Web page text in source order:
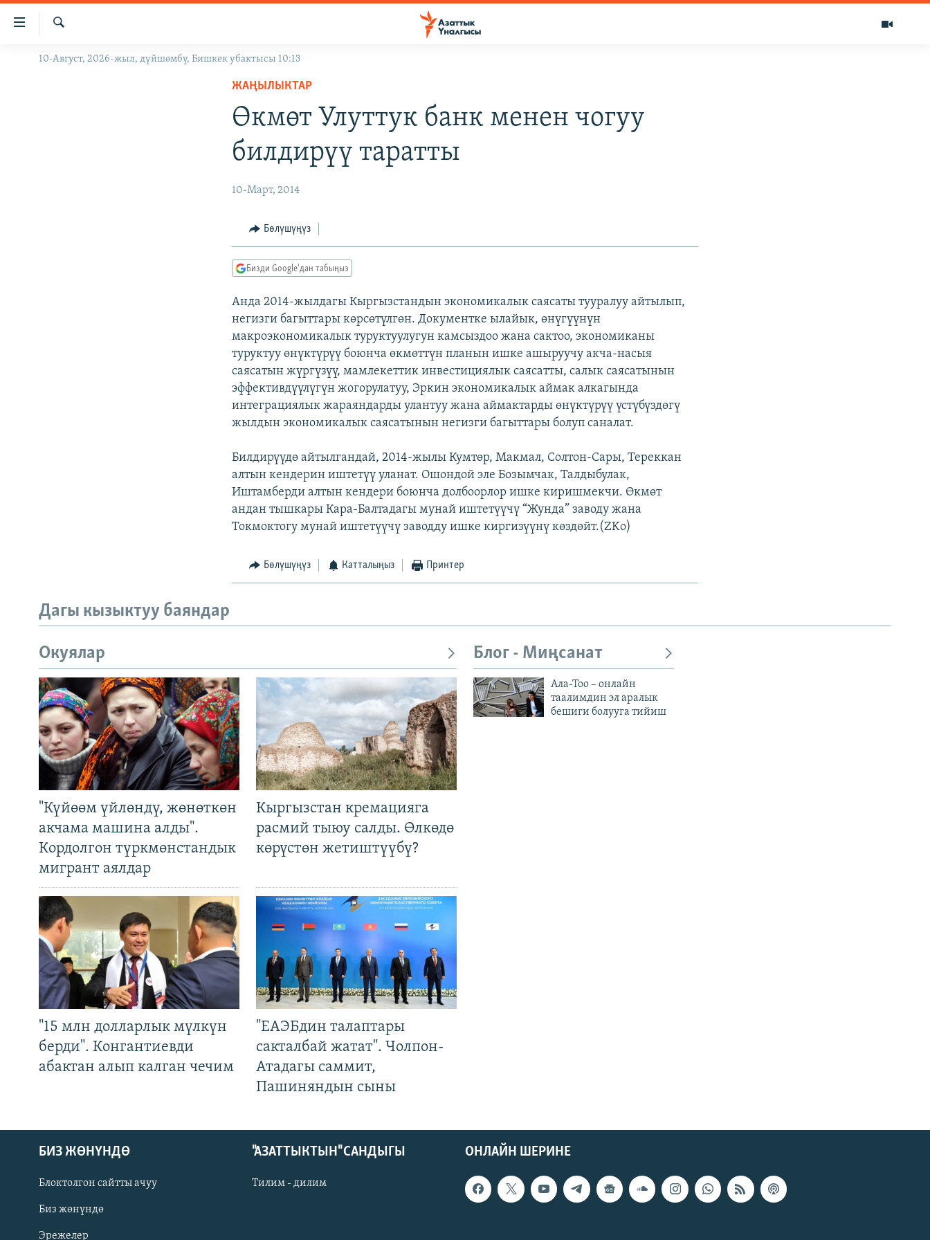
Линктер
Мазмунга
Навигацияга
ЖАҢЫЛЫКТАР
Русский
Издөө
10-Август, 2026-жыл, дүйшөмбү, Бишкек убактысы 10:13
ЖАҢЫЛЫКТАР
Өкмөт Улуттук банк менен чогуу
билдирүү таратты
10-Март, 2014
Бөлүшүңүз
Бизди Google'дан табыңыз
Анда 2014-жылдагы Кыргызстандын экономикалык саясаты тууралуу айтылып,
негизги багыттары көрсөтүлгөн. Документке ылайык, өнүгүүнүн
макроэкономикалык туруктуулугун камсыздоо жана сактоо, экономиканы
туруктуу өнүктүрүү боюнча өкмөттүн планын ишке ашыруучу акча-насыя
саясатын жүргүзүү, мамлекеттик инвестициялык саясатты, салык саясатынын
эффективдүүлүгүн жогорулатуу, Эркин экономикалык аймак алкагында
интеграциялык жараяндарды улантуу жана аймактарды өнүктүрүү үстүбүздөгү
жылдын экономикалык саясатынын негизги багыттары болуп саналат.
Билдирүүдө айтылгандай, 2014-жылы Кумтөр, Макмал, Солтон-Сары, Тереккан
алтын кендерин иштетүү уланат. Ошондой эле Бозымчак, Талдыбулак,
Иштамберди алтын кендери боюнча долбоорлор ишке киришмекчи. Өкмөт
андан тышкары Кара-Балтадагы мунай иштетүүчү “Жунда” заводу жана
Токмоктогу мунай иштетүүчү заводду ишке киргизүүнү көздөйт.(ZKo)
Бөлүшүңүз Катталыңыз Принтер
Дагы кызыктуу баяндар
Окуялар
"Күйөөм үйлөндү, жөнөткөн
акчама машина алды".
Кордолгон түркмөнстандык
мигрант аялдар
Кыргызстан кремацияга
расмий тыюу салды. Өлкөдө
көрүстөн жетиштүүбү?
"15 млн долларлык мүлкүн
берди". Конгантиевди
абактан алып калган чечим
"ЕАЭБдин талаптары
сакталбай жатат". Чолпон-
Атадагы саммит,
Пашиняндын сыны
Блог - Миңсанат
Ала-Тоо – онлайн
таалимдин эл аралык
бешиги болууга тийиш
ОНЛАЙН ШЕРИНЕ
БИЗ ЖӨНҮНДӨ
Блоктолгон сайтты ачуу
Биз жөнүндө
Эрежелер
"АЗАТТЫКТЫН" САНДЫГЫ
Тилим - дилим